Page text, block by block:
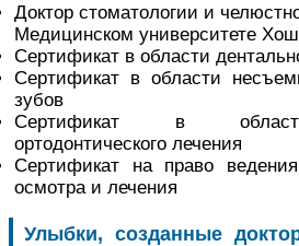
Доктор стоматологии и
Медицинском университете
Сертификат в области
Сертификат в области
зубов
Сертификат в
ортодонтического лечения
Сертификат на право ведения
осмотра и лечения
Улыбки, созданные